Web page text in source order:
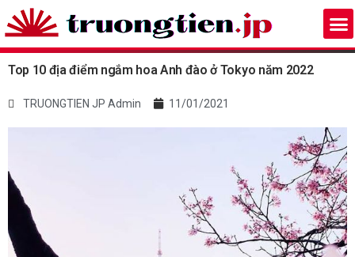
Top 10 địa điểm ngắm hoa Anh đào ở Tokyo năm 2022
TRUONGTIEN JP Admin 11/01/2021